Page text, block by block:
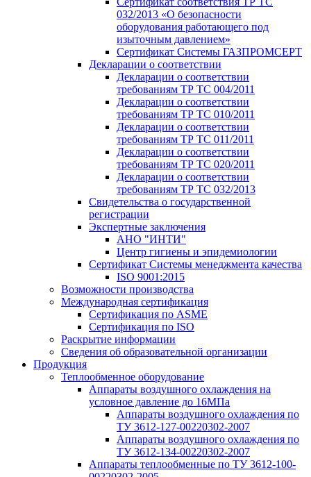
032/2013 «О безопасности
оборудования работающего под
изыточным давлением»
Сертификат Системы ГАЗПРОМСЕРТ
Декларации о соответствии
Декларации о соответствии
требованиям ТР ТС 004/2011
Декларации о соответствии
требованиям ТР ТС 010/2011
Декларации о соответствии
требованиям ТР ТС 011/2011
Декларации о соответствии
требованиям ТР ТС 020/2011
Декларации о соответствии
требованиям ТР ТС 032/2013
Свидетельства о государственной
регистрации
Экспертные заключения
АНО "ИНТИ"
Центр гигиены и эпидемиологии
Сертификат Системы менеджмента качества
ISO 9001:2015
Возможности производства
Международная сертификация
Сертификация по ASME
Сертификация по ISO
Раскрытие информации
Сведения об образовательной организации
Продукция
Теплообменное оборудование
Аппараты воздушного охлаждения на
условное давление до 16МПа
Аппараты воздушного охлаждения по
ТУ 3612-127-00220302-2007
Аппараты воздушного охлаждения по
ТУ 3612-134-00220302-2007
Аппараты теплообменные по ТУ 3612-100-